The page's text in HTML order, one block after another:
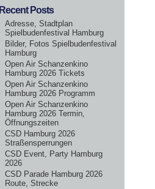
Recent Posts
Adresse, Stadtplan
Spielbudenfestival Hamburg
Bilder, Fotos Spielbudenfestival
Hamburg
Open Air Schanzenkino
Hamburg 2026 Tickets
Open Air Schanzenkino
Hamburg 2026 Programm
Open Air Schanzenkino
Hamburg 2026 Termin,
Öffnungszeiten
CSD Hamburg 2026
Straßensperrungen
CSD Event, Party Hamburg
2026
CSD Parade Hamburg 2026
Route, Strecke